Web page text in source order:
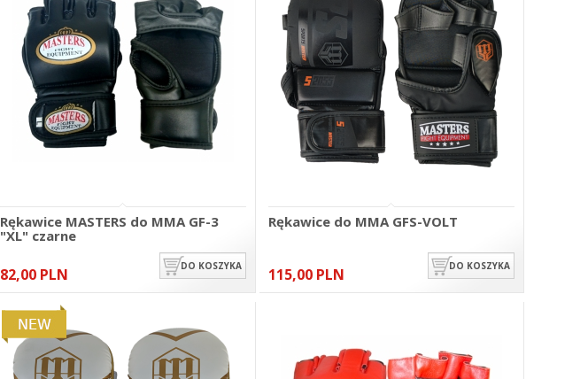
Rękawice MASTERS do MMA GF-3
"XL" czarne
82,00 PLN DO KOSZYKA
Rękawice do MMA GFS-VOLT
115,00 PLN DO KOSZYKA